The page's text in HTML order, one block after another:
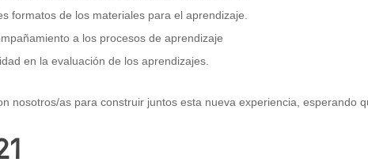
formatos de los materiales para el aprendizaje.
a los procesos de aprendizaje
en la evaluación de los aprendizajes.
nosotros/as para construir juntos esta nueva experiencia, esperando